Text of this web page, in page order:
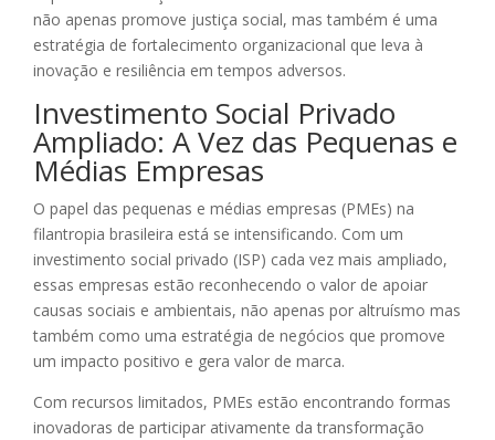
não apenas promove justiça social, mas também é uma
estratégia de fortalecimento organizacional que leva à
inovação e resiliência em tempos adversos.
Investimento Social Privado
Ampliado: A Vez das Pequenas e
Médias Empresas
O papel das pequenas e médias empresas (PMEs) na
filantropia brasileira está se intensificando. Com um
investimento social privado (ISP) cada vez mais ampliado,
essas empresas estão reconhecendo o valor de apoiar
causas sociais e ambientais, não apenas por altruísmo mas
também como uma estratégia de negócios que promove
um impacto positivo e gera valor de marca.
Com recursos limitados, PMEs estão encontrando formas
inovadoras de participar ativamente da transformação